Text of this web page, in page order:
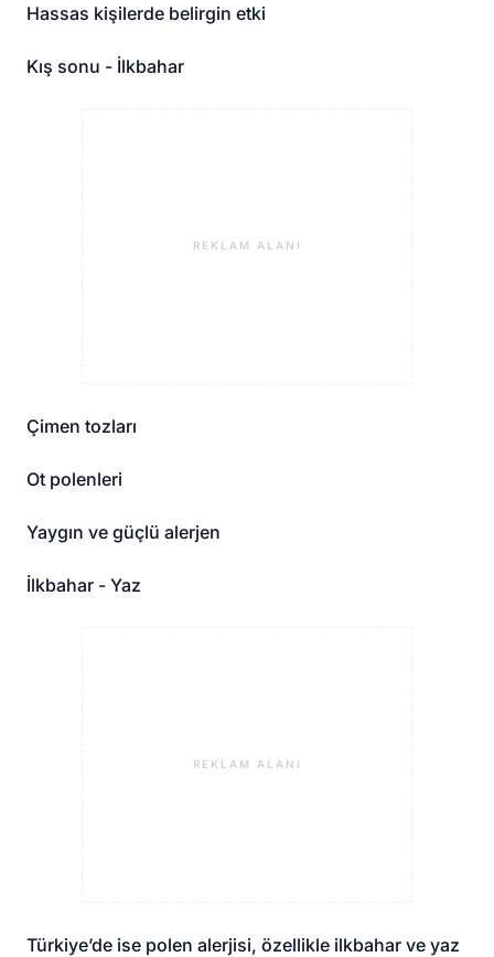
Hassas kişilerde belirgin etki
Kış sonu - İlkbahar
REKLAM ALANI
Çimen tozları
Ot polenleri
Yaygın ve güçlü alerjen
İlkbahar - Yaz
REKLAM ALANI
Türkiye’de ise polen alerjisi, özellikle ilkbahar ve yaz